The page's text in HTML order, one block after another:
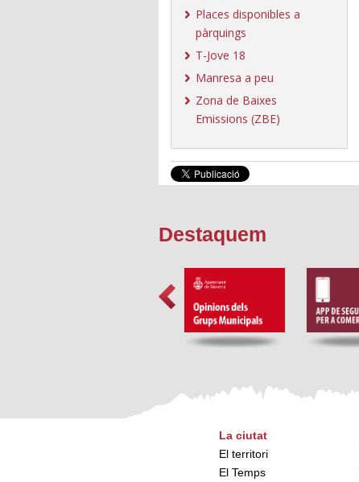
Places disponibles a
pàrquings
T-Jove 18
Manresa a peu
Zona de Baixes
Emissions (ZBE)
Destaquem
La ciutat
El territori
El Temps